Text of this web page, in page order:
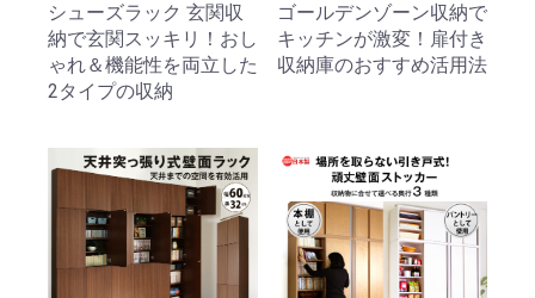
シューズラック 玄関収
納で玄関スッキリ！おし
ゃれ＆機能性を両立した
2タイプの収納
ゴールデンゾーン収納で
キッチンが激変！扉付き
収納庫のおすすめ活用法